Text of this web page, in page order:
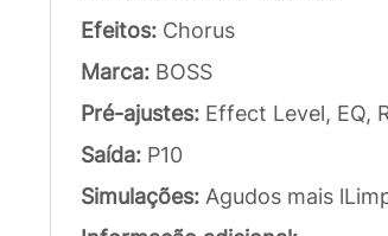
Efeitos: Chorus
Marca: BOSS
Pré-ajustes: Effect Level, EQ,
Saída: P10
Simulações: Agudos mais